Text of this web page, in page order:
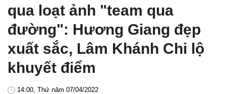
qua loạt ảnh "team qua
đường": Hương Giang đẹp
xuất sắc, Lâm Khánh Chi lộ
khuyết điểm
14:00, Thứ năm 07/04/2022